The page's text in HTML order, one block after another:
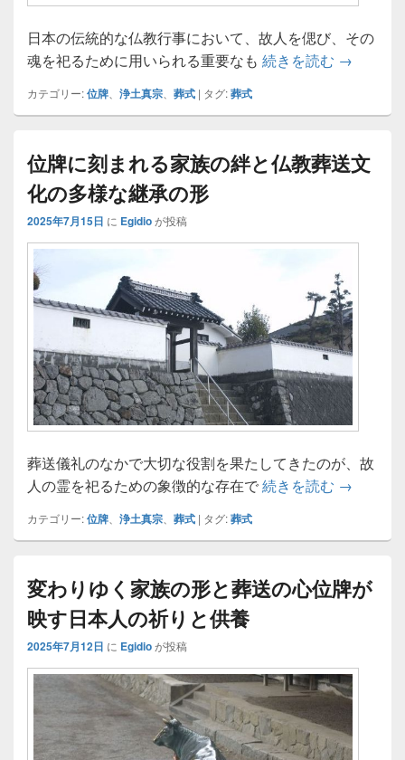
日本の伝統的な仏教行事において、故人を偲び、その
魂を祀るために用いられる重要なも 続きを読む 日本仏教
→
カテゴリー:位牌 浄土真宗 葬式 | タグ:葬式
位牌に刻まれる家族の絆と仏教葬送文
化の多様な継承の形
2025年7月15日 に Egidioが投稿
葬送儀礼のなかで大切な役割を果たしてきたのが、故
人の霊を祀るための象徴的な存在で続きを読む 位牌に刻
→
カテゴリー:位牌 浄土真宗 葬式 | タグ:葬式
変わりゆく家族の形と葬送の心位牌が
映す日本人の祈りと供養
2025年7月12日 に Egidioが投稿